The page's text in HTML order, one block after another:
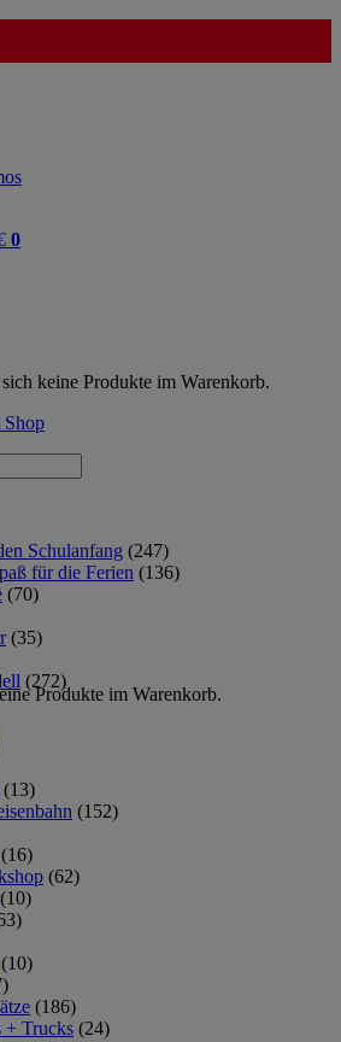
0
keine Produkte im Warenkorb.
Shop
Produkte im Warenkorb.
Schulanfang (247)
für die Ferien (136)
(70)
(35)
(272)
(13)
(152)
(16)
(62)
(10)
(10)
(186)
+ Trucks (24)